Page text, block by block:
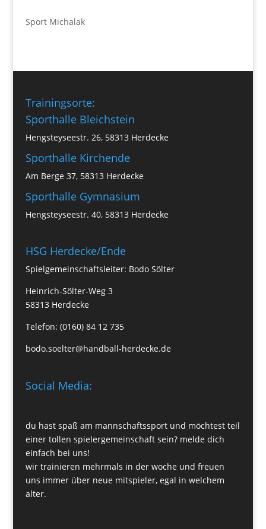
Sport Michalak
Trainingsorte:
Sporthalle Bleichstein
Hengsteyseestr. 26, 58313 Herdecke
Sporthalle Kirchende
Am Berge 37, 58313 Herdecke
Sporthalle Gymnasium
Hengsteyseestr. 40, 58313 Herdecke
HSG Herdecke/Ende
Spielgemeinschaftsleiter: Bodo Sölter
Heinrich-Sölter-Weg 3
58313 Herdecke
Telefon: (0160) 84 12 735
bodo.soelter@handball-herdecke.de
Social Media:
du hast spaß am mannschaftssport und möchtest teil
einer tollen spielergemeinschaft sein? melde dich
einfach bei uns!
wir trainieren mehrmals in der woche und freuen
uns immer über neue mitspieler, egal in welchem
alter.